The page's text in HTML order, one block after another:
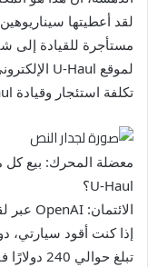
مستأجرة للقيادة إلى
تكلفة استئجار وقيادة U-Haul تبلغ حوالي 700 دولار أمريكي.
U-Haul؟
الائتمان: OpenAI عبر لقطة الشاشة
تبلغ حوالي 240 دولارًا فقط.